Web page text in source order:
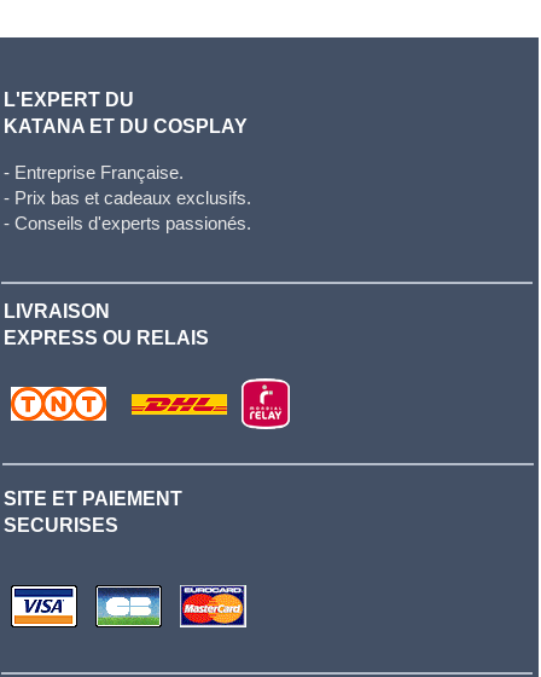
L'EXPERT DU
KATANA ET DU COSPLAY
- Entreprise Française.
- Prix bas et cadeaux exclusifs.
- Conseils d'experts passionés.
LIVRAISON
EXPRESS OU RELAIS
SITE ET PAIEMENT
SECURISES